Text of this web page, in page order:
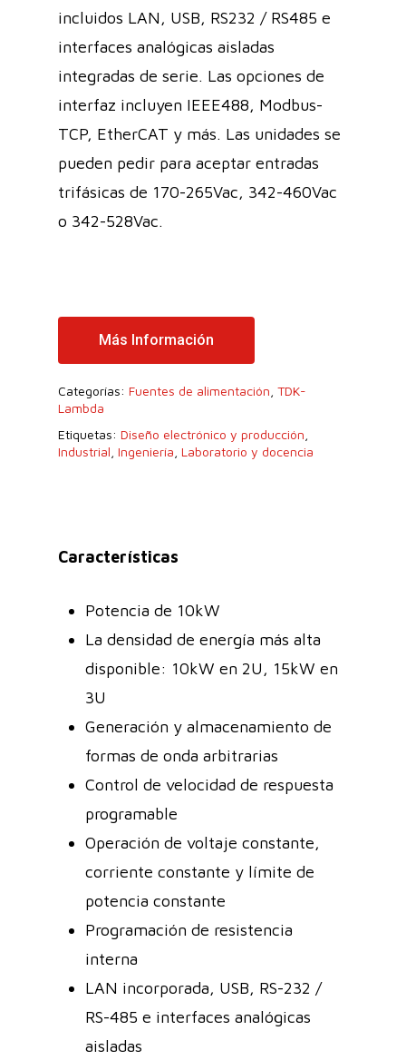
incluidos LAN, USB, RS232 / RS485 e
interfaces analógicas aisladas
integradas de serie. Las opciones de
interfaz incluyen IEEE488, Modbus-
TCP, EtherCAT y más. Las unidades se
pueden pedir para aceptar entradas
trifásicas de 170-265Vac, 342-460Vac
o 342-528Vac.
Más Información
Categorías: Fuentes de alimentación TDK-
Lambda
Etiquetas: Diseño electrónico y producción
Industrial Ingeniería Laboratorio y docencia
Características
Potencia de 10kW
La densidad de energía más alta
disponible: 10kW en 2U, 15kW en
3U
Generación y almacenamiento de
formas de onda arbitrarias
Control de velocidad de respuesta
programable
Operación de voltaje constante,
corriente constante y límite de
potencia constante
Programación de resistencia
interna
LAN incorporada, USB, RS-232 /
RS-485 e interfaces analógicas
aisladas